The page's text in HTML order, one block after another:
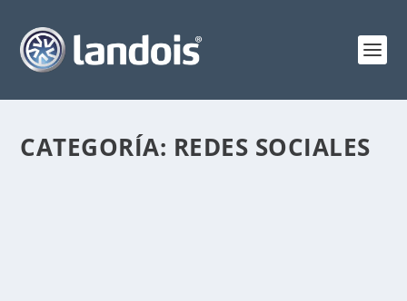
CATEGORÍA: REDES SOCIALES